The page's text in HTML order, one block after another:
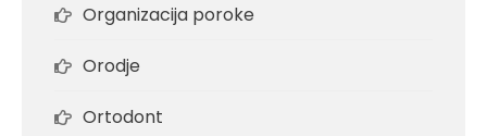
Organizacija poroke
Orodje
Ortodont